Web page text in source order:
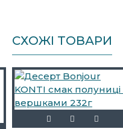
СХОЖІ ТОВАРИ